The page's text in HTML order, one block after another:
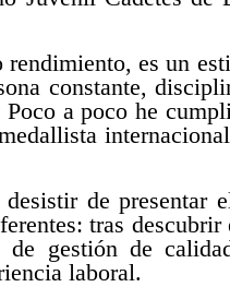
es un
constante,
a poco he
de presentar
tras
de gestión de
laboral.